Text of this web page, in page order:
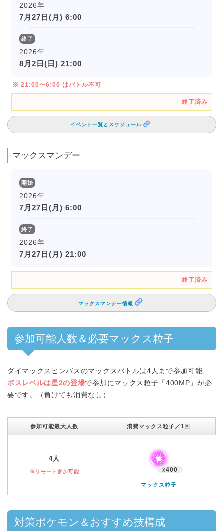
2026年
7月27日(月) 6:00
終了
2026年
8月2日(日) 21:00
※ 21:00〜6:00 はバトル不可
終了済み
イベント一覧とスケジュール
マックスマンデー
開始
2026年
7月27日(月) 6:00
終了
2026年
7月27日(月) 21:00
終了済み
マックスマンデー情報
参加可能人数＆必要マックス粒子
ダイマックスヒンバスのマックスバトルは4人まで参加可能、
ボスレベルは星2の登場で参加にマックス粒子「400MP」が必
要です。（負けても消費なし）
参加可能最大人数 消費マックス粒子／1回
4人
※リモート参加可能 x400
マックス粒子
対策ポケモン＆おすすめ技構成